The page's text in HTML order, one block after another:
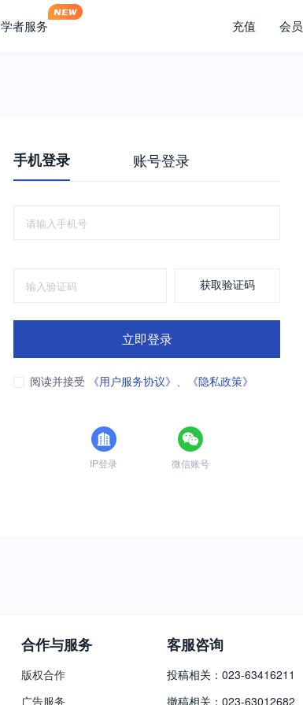
学者服务 充值 会员
手机登录 账号登录
获取验证码
立即登录
阅读并接受 《用户服务协议》 、 《隐私政策》
IP登录 微信账号
合作与服务
版权合作
广告服务
客服咨询
投稿相关：023-63416211
撤稿相关：023-63012682